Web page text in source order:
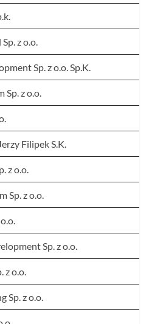
z o.o.
Sp. z o.o. Sp.K.
Sp. z o.o.
Filipek S.K.
z o.o.
Sp. z o.o.
Sp. z o.o.
z o.o.
Sp. z o.o.